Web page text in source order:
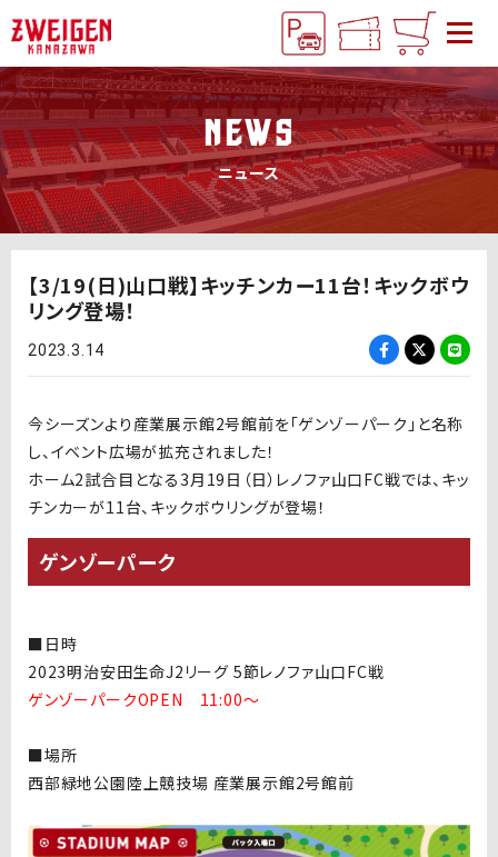
NEWS
ニュース
【3/19(日)山口戦】キッチンカー11台！キックボウ
リング登場！
2023.3.14
今シーズンより産業展示館2号館前を「ゲンゾーパーク」と名称
し、イベント広場が拡充されました！
ホーム2試合目となる3月19日（日）レノファ山口FC戦では、キッ
チンカーが11台、キックボウリングが登場！
ゲンゾーパーク
■日時
2023明治安田生命J2リーグ 5節レノファ山口FC戦
ゲンゾーパークOPEN 11:00〜
■場所
西部緑地公園陸上競技場 産業展示館2号館前